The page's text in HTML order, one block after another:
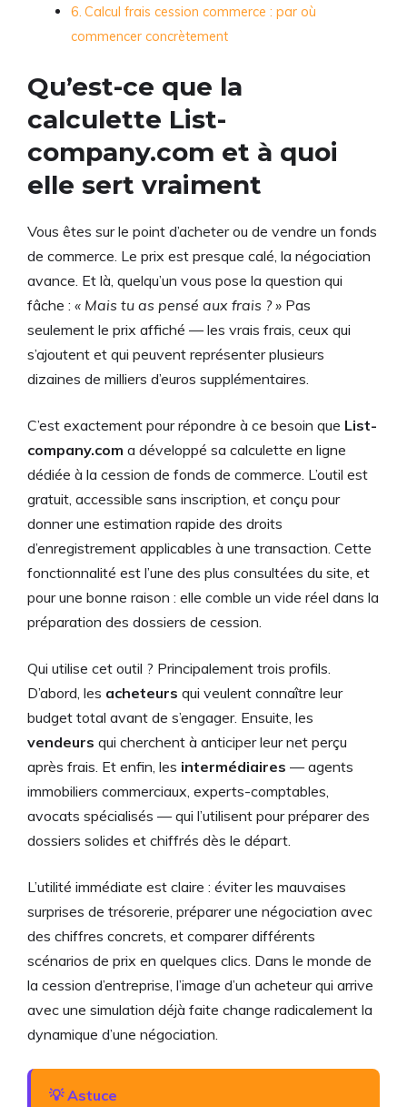
Calcul frais cession commerce : par où
commencer concrètement
Qu’est-ce que la
calculette List-
company.com et à quoi
elle sert vraiment
Vous êtes sur le point d’acheter ou de vendre un fonds
de commerce. Le prix est presque calé, la négociation
avance. Et là, quelqu’un vous pose la question qui
fâche : « Mais tu as pensé aux frais ? » Pas
seulement le prix affiché — les vrais frais, ceux qui
s’ajoutent et qui peuvent représenter plusieurs
dizaines de milliers d’euros supplémentaires.
C’est exactement pour répondre à ce besoin que List-
company.com a développé sa calculette en ligne
dédiée à la cession de fonds de commerce. L’outil est
gratuit, accessible sans inscription, et conçu pour
donner une estimation rapide des droits
d’enregistrement applicables à une transaction. Cette
fonctionnalité est l’une des plus consultées du site, et
pour une bonne raison : elle comble un vide réel dans la
préparation des dossiers de cession.
Qui utilise cet outil ? Principalement trois profils.
D’abord, les acheteurs qui veulent connaître leur
budget total avant de s’engager. Ensuite, les
vendeurs qui cherchent à anticiper leur net perçu
après frais. Et enfin, les intermédiaires — agents
immobiliers commerciaux, experts-comptables,
avocats spécialisés — qui l’utilisent pour préparer des
dossiers solides et chiffrés dès le départ.
L’utilité immédiate est claire : éviter les mauvaises
surprises de trésorerie, préparer une négociation avec
des chiffres concrets, et comparer différents
scénarios de prix en quelques clics. Dans le monde de
la cession d’entreprise, l’image d’un acheteur qui arrive
avec une simulation déjà faite change radicalement la
dynamique d’une négociation.
💡 Astuce